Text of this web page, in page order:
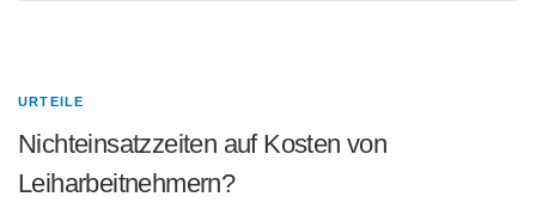
URTEILE
Nichteinsatzzeiten auf Kosten von
Leiharbeitnehmern?